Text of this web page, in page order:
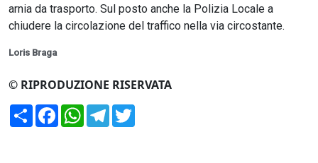
arnia da trasporto. Sul posto anche la Polizia Locale a
chiudere la circolazione del traffico nella via circostante.
Loris Braga
© RIPRODUZIONE RISERVATA
CondividiFacebookWhatsApp
Telegram